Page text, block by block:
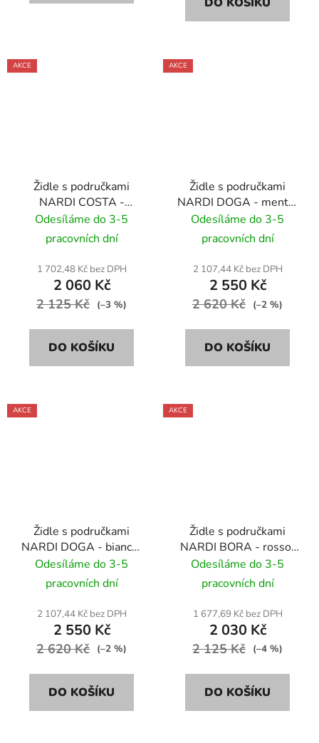
DO KOŠÍKU
AKCE
Židle s područkami
NARDI COSTA -
antracite/ antracitově
Odesíláme do 3-5
pracovních dní
1 702,48 Kč bez DPH
2 060 Kč
2 125 Kč (–3 %)
DO KOŠÍKU
AKCE
Židle s područkami
NARDI DOGA - menta/
světle zelená
Odesíláme do 3-5
pracovních dní
2 107,44 Kč bez DPH
2 550 Kč
2 620 Kč (–2 %)
DO KOŠÍKU
AKCE
Židle s područkami
NARDI DOGA - bianco/
bílá
Odesíláme do 3-5
pracovních dní
2 107,44 Kč bez DPH
2 550 Kč
2 620 Kč (–2 %)
DO KOŠÍKU
AKCE
Židle s područkami
NARDI BORA - rosso/
červená
Odesíláme do 3-5
pracovních dní
1 677,69 Kč bez DPH
2 030 Kč
2 125 Kč (–4 %)
DO KOŠÍKU